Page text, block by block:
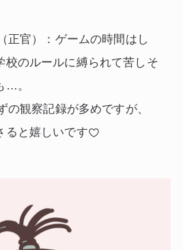
正官）：ゲームの時間はし
のルールに縛られて苦しそ
…。
の観察記録が多めですが、
ると嬉しいです